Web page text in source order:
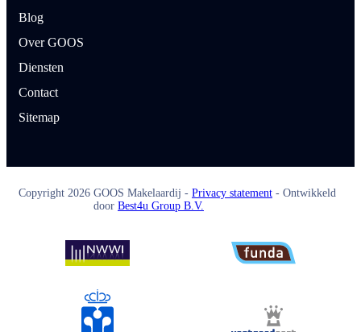
Blog
Over GOOS
Diensten
Contact
Sitemap
Copyright 2026 GOOS Makelaardij - Privacy statement - Ontwikkeld
door Best4u Group B.V.